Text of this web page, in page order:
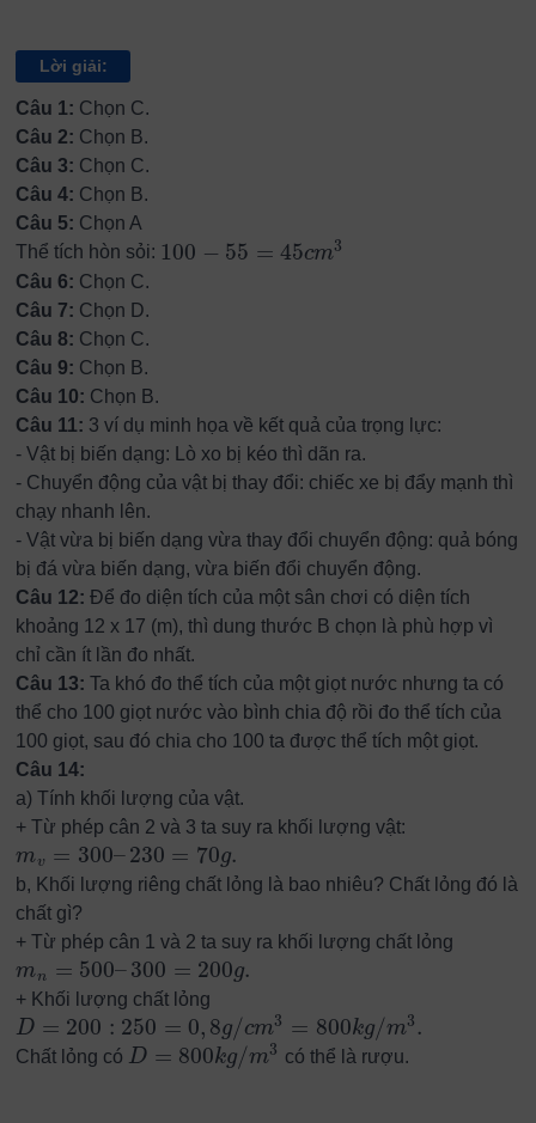
Lời giải:
Câu 1: Chọn C.
Câu 2: Chọn B.
Câu 3: Chọn C.
Câu 4: Chọn B.
Câu 5: Chọn A
Thể tích hòn sỏi: 100 − 55 = 45cm3
100− 55 =45cm3
Câu 6: Chọn C.
Câu 7: Chọn D.
Câu 8: Chọn C.
Câu 9: Chọn B.
Câu 10: Chọn B.
Câu 11: 3 ví dụ minh họa về kết quả của trọng lực:
- Vật bị biến dạng: Lò xo bị kéo thì dãn ra.
- Chuyển động của vật bị thay đổi: chiếc xe bị đẩy mạnh thì
chạy nhanh lên.
- Vật vừa bị biến dạng vừa thay đổi chuyển động: quả bóng
bị đá vừa biến dạng, vừa biến đổi chuyển động.
Câu 12: Để đo diện tích của một sân chơi có diện tích
khoảng 12 x 17 (m), thì dung thước B chọn là phù hợp vì
chỉ cần ít lần đo nhất.
Câu 13: Ta khó đo thể tích của một giọt nước nhưng ta có
thể cho 100 giọt nước vào bình chia độ rồi đo thể tích của
100 giọt, sau đó chia cho 100 ta được thể tích một giọt.
Câu 14:
a) Tính khối lượng của vật.
+ Từ phép cân 2 và 3 ta suy ra khối lượng vật:
mv = 300–230 = 70g.
mv= 300–230 =70g .
b, Khối lượng riêng chất lỏng là bao nhiêu? Chất lỏng đó là
chất gì?
+ Từ phép cân 1 và 2 ta suy ra khối lượng chất lỏng
mn = 500–300 = 200g.
mn= 500–300 =200 g.
+ Khối lượng chất lỏng
D = 200 : 250 = 0, 8g/cm3 = 800kg/m3 .
D= 200:250 = 0,8g cm 3= 800 kg/m 3.
Chất lỏng có D = 800kg/m3
D= 800kg/m3 có thể là rượu.